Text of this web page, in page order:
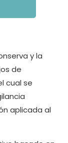
y la
de
cual se
aplicada al